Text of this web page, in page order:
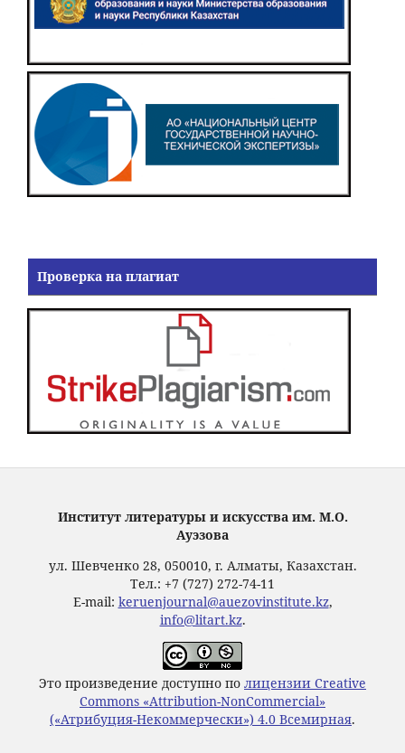
Проверка на плагиат
Институт литературы и искусства им. М.О.
Ауэзова
ул. Шевченко 28, 050010, г. Алматы, Казахстан.
Тел.: +7 (727) 272-74-11
E-mail: keruenjournal@auezovinstitute.kz,
info@litart.kz.
Это произведение доступно по лицензии Creative
Commons «Attribution-NonCommercial»
(«Атрибуция-Некоммерчески») 4.0 Всемирная.